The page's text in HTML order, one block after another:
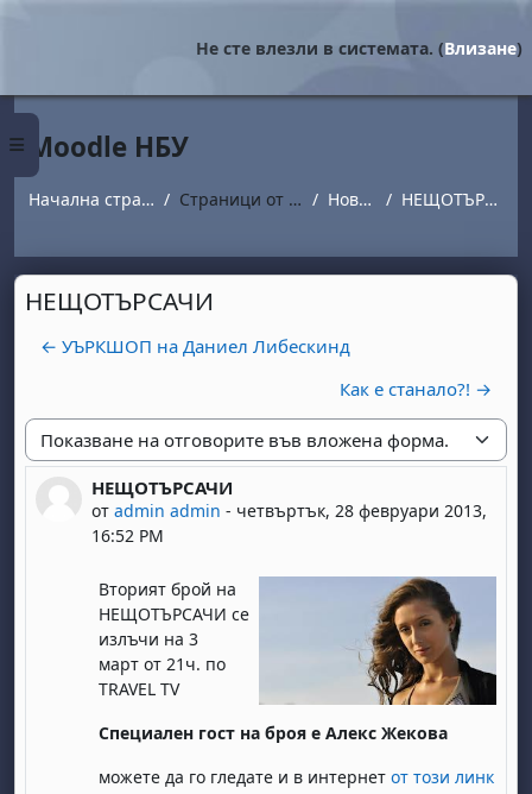
Страничен панел
Не сте влезли в системата. (Влизане)
Moodle НБУ
Начална страница Страници от сайта Новини НЕЩОТЪРСАЧИ
НЕЩОТЪРСАЧИ
← УЪРКШОП на Даниел Либескинд
Как е станало?! →
Начин на показване
НЕЩОТЪРСАЧИ
от admin admin - четвъртък, 28 февруари 2013,
16:52 PM
Number of replies: 0
Вторият брой на
НЕЩОТЪРСАЧИ се
излъчи на 3
март от 21ч. по
TRAVEL TV
Специален гост на броя е Алекс Жекова
можете да го гледате и в интернет от този линк